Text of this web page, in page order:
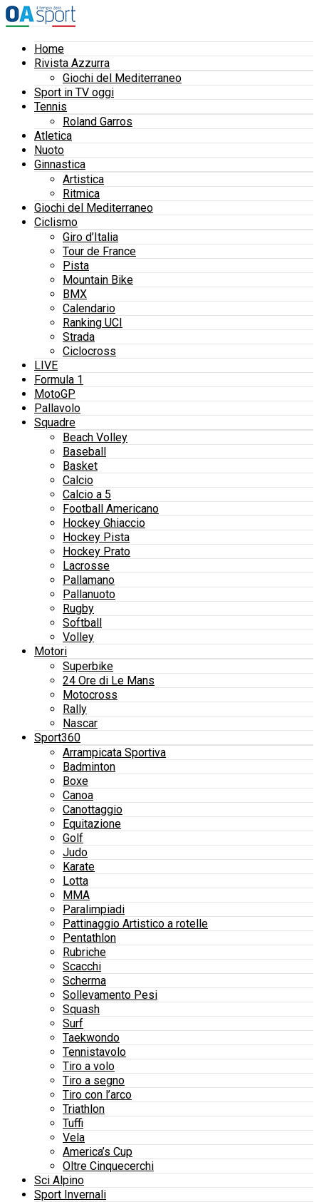
Home
Rivista Azzurra
Giochi del Mediterraneo
Sport in TV oggi
Tennis
Roland Garros
Atletica
Nuoto
Ginnastica
Artistica
Ritmica
Giochi del Mediterraneo
Ciclismo
Giro d’Italia
Tour de France
Pista
Mountain Bike
BMX
Calendario
Ranking UCI
Strada
Ciclocross
LIVE
Formula 1
MotoGP
Pallavolo
Squadre
Beach Volley
Baseball
Basket
Calcio
Calcio a 5
Football Americano
Hockey Ghiaccio
Hockey Pista
Hockey Prato
Lacrosse
Pallamano
Pallanuoto
Rugby
Softball
Volley
Motori
Superbike
24 Ore di Le Mans
Motocross
Rally
Nascar
Sport360
Arrampicata Sportiva
Badminton
Boxe
Canoa
Canottaggio
Equitazione
Golf
Judo
Karate
Lotta
MMA
Paralimpiadi
Pattinaggio Artistico a rotelle
Pentathlon
Rubriche
Scacchi
Scherma
Sollevamento Pesi
Squash
Surf
Taekwondo
Tennistavolo
Tiro a volo
Tiro a segno
Tiro con l’arco
Triathlon
Tuffi
Vela
America’s Cup
Oltre Cinquecerchi
Sci Alpino
Sport Invernali